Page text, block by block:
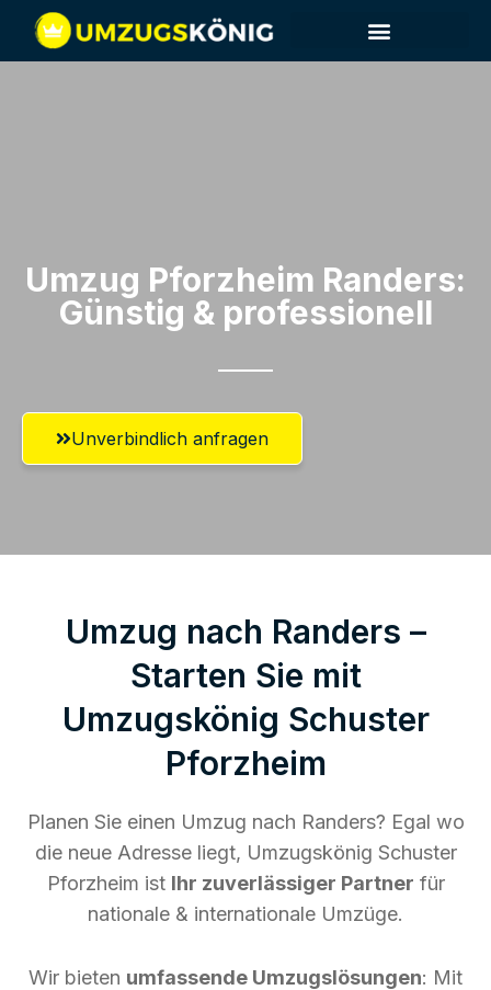
Umzug Pforzheim​ Randers:
Günstig & professionell​
Unverbindlich anfragen
Umzug nach Randers –
Starten Sie mit
Umzugskönig Schuster
Pforzheim
Planen Sie einen Umzug nach Randers? Egal wo
die neue Adresse liegt, Umzugskönig Schuster
Pforzheim ist Ihr zuverlässiger Partner für
nationale & internationale Umzüge.
Wir bieten umfassende Umzugslösungen: Mit